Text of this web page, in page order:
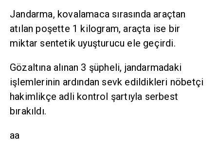
Jandarma, kovalamaca sırasında araçtan
atılan poşette 1 kilogram, araçta ise bir
miktar sentetik uyuşturucu ele geçirdi.
Gözaltına alınan 3 şüpheli, jandarmadaki
işlemlerinin ardından sevk edildikleri nöbetçi
hakimlikçe adli kontrol şartıyla serbest
bırakıldı.
aa